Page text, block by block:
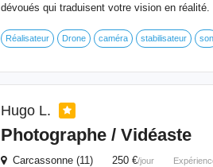
dévoués qui traduisent votre vision en
Réalisateur Drone caméra stabilisateur son
Hugo L.
Photographe/ Vidéaste
Carcassonne (11) 250 €/jour